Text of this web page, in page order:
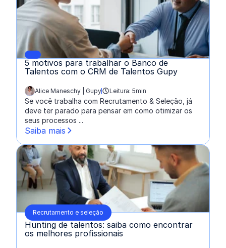
5 motivos para trabalhar o Banco de
Talentos com o CRM de Talentos Gupy
escrito por:
Alice Maneschy | Gupy Leitura: 5min
Se você trabalha com Recrutamento & Seleção, já
deve ter parado para pensar em como otimizar os
seus processos ...
Saiba mais
Recrutamento e seleção
Hunting de talentos: saiba como encontrar
os melhores profissionais